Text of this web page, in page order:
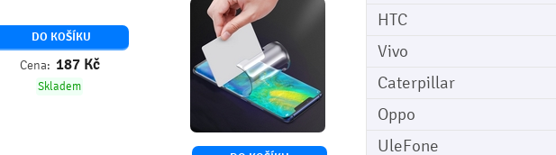
HTC
Vivo
Caterpillar
Oppo
UleFone
DO KOŠÍKU
Cena: 187 Kč
Skladem